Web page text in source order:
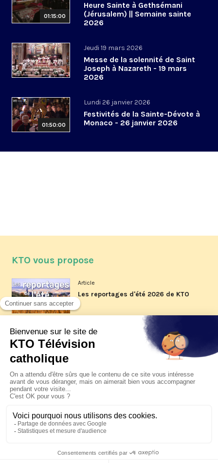
01:15:00
Heure Sainte à Gethsémani
(Jérusalem) || Semaine sainte
2026
Jeudi 19 mars 2026
Messe de la solennité de Saint
Joseph à Nazareth - 19 mars
2026
01:50:00
Lundi 26 janvier 2026
Festivités de la Sainte-Dévote à
Monaco - 26 janvier 2026
KTO vous propose
Article
Les reportages d'été 2026 de KTO
Article
La visite pastorale du pape Léon
XIV à Assise à suivre sur KTO le
Article
Le pape en Uruguay, Argentine et